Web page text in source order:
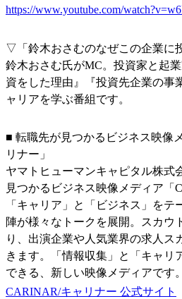
https://www.youtube.com/
▽「鈴木おさむのなぜこの企業に
鈴木おさむ氏がMC。投資家と起
資をした理由』『投資先企業の事
ャリアを学ぶ番組です。
■ 転職先が見つかるビジネス映像
リナー」
ヤマトヒューマンキャピタル株式
見つかるビジネス映像メディア「
「キャリア」と「ビジネス」をテ
陣が様々なトークを展開。スカウ
り、出演企業や人気業界の求人ス
きます。「情報収集」と「キャリ
できる、新しい映像メディアです。
CARINAR/キャリナー 公式サイト